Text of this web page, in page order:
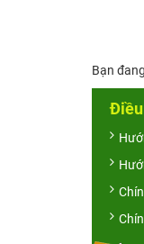
Bạn
Điều